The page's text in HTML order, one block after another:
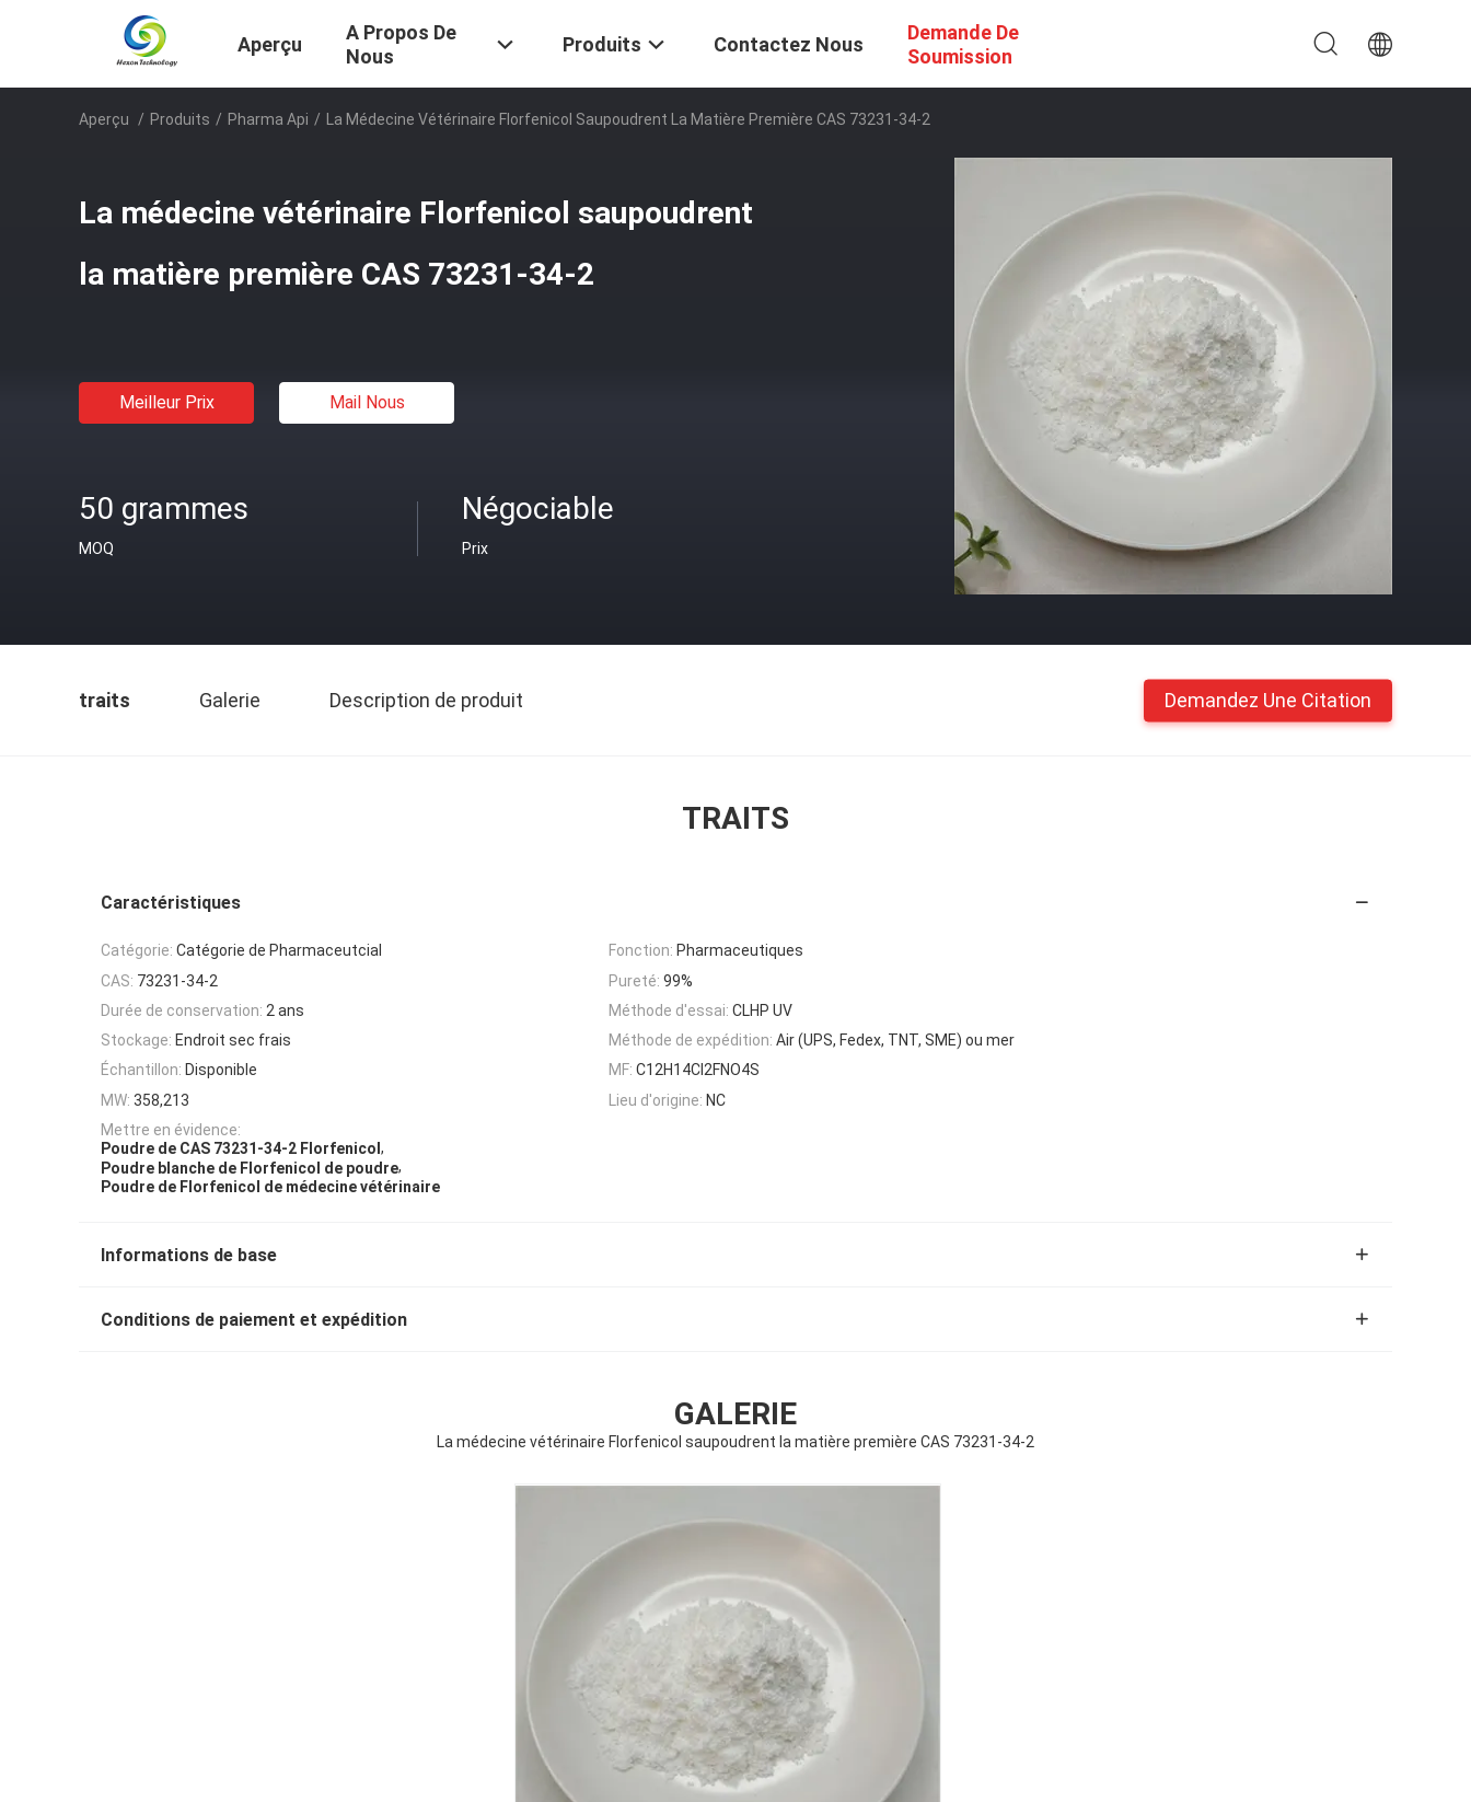
Aperçu
A Propos De
Nous
Produits Contactez Nous
Demande De
Soumission
Aperçu / Produits / Pharma Api / La Médecine Vétérinaire Florfenicol Saupoudrent La Matière Première CAS 73231-34-2
La médecine vétérinaire Florfenicol saupoudrent
la matière première CAS 73231-34-2
Meilleur Prix Mail Nous
50 grammes
MOQ
Négociable
Prix
traits Galerie Description de produit Demandez Une Citation
TRAITS
Caractéristiques
Catégorie: Catégorie de Pharmaceutcial Fonction: Pharmaceutiques
CAS: 73231-34-2 Pureté: 99%
Durée de conservation: 2 ans Méthode d'essai: CLHP UV
Stockage: Endroit sec frais Méthode de expédition: Air (UPS, Fedex, TNT, SME) ou mer
Échantillon: Disponible MF: C12H14Cl2FNO4S
MW: 358,213 Lieu d'origine: NC
Mettre en évidence:
Poudre de CAS 73231-34-2 Florfenicol ,
Poudre blanche de Florfenicol de poudre,
Poudre de Florfenicol de médecine vétérinaire
Informations de base
Conditions de paiement et expédition
GALERIE
La médecine vétérinaire Florfenicol saupoudrent la matière première CAS 73231-34-2